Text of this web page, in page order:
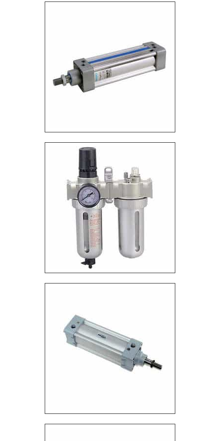
atuação. Os motivos pelos quais a VetorV é a
melhor opção quando procurar por parafusadeira
pneumática industrial: Equipe multidisciplinar de
consultores associados; Profissionais com vasta
experiência nas diversas áreas de atuação; Equipe
com materiais sofisticados; Equipamentos de última
geração. MAIS INFORMAÇÕES INTERESSANTES
SOBRE A ORGANIZAÇÃO Na VetorV é possível
encontrar o que há de melhor em parafusadeira
pneumática industrial. São opções variadas que a
empresa oferece, como compressores, ferramentas
pneumáticas e projetos de rede de ar comprimido.
Isso se deve ao fato de a empresa ser
comprometida com os serviços e inovadora,
padrões possíveis por contar com escritório de alta
qualidade onde são realizadas as atividades e
tecnologia de ponta. Tudo isso, somado a uma
excelência de ponta a ponta. .